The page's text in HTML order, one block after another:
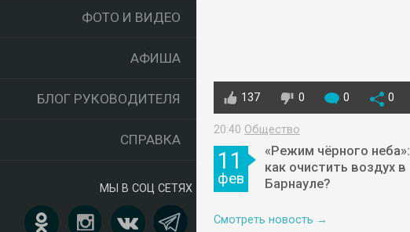
ФОТО И ВИДЕО
АФИША
БЛОГ РУКОВОДИТЕЛЯ
СПРАВКА
МЫ В СОЦ СЕТЯХ
137 0 0 0
20:40 Общество
11
фев
«Режим чёрного неба»:
как очистить воздух в
Барнауле?
Смотреть новость →